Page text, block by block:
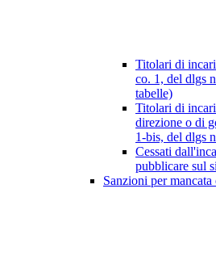
Titolari di
co. 1, del dlgs
tabelle)
Titolari di
direzione o di
1-bis, del dlgs
Cessati
pubblicare sul
Sanzioni per